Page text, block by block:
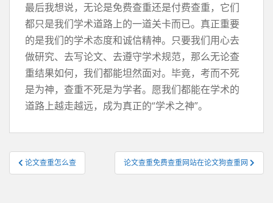
最后我想说，无论是免费查重还是付费查重，它们
都只是我们学术道路上的一道关卡而已。真正重要
的是我们的学术态度和诚信精神。只要我们用心去
做研究、去写论文、去遵守学术规范，那么无论查
重结果如何，我们都能坦然面对。毕竟，考而不死
是为神，查重不死是为学者。愿我们都能在学术的
道路上越走越远，成为真正的“学术之神”。
文
章
论文查重怎么查 论文查重免费查重网站在论文狗查重网